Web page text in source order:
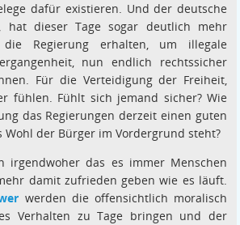
dafür existieren. Und der deutsche
hat dieser Tage sogar deutlich mehr
die Regierung erhalten, um illegale
nun endlich rechtssicher
Für die Verteidigung der Freiheit,
fühlen. Fühlt sich jemand sicher? Wie
das Regierungen derzeit einen guten
Wohl der Bürger im Vordergrund steht?
irgendwoher das es immer Menschen
damit zufrieden geben wie es läuft.
werden die offensichtlich moralisch
Verhalten zu Tage bringen und der